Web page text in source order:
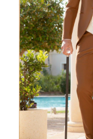
Pantofi de mireasă
Costume damă
Vesta la comanda